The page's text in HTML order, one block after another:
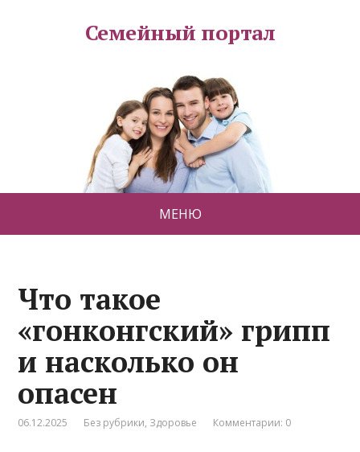
Семейный портал
МЕНЮ
Что такое
«гонконгский» грипп
и насколько он
опасен
06.12.2025 Без рубрики, Здоровье Комментарии: 0